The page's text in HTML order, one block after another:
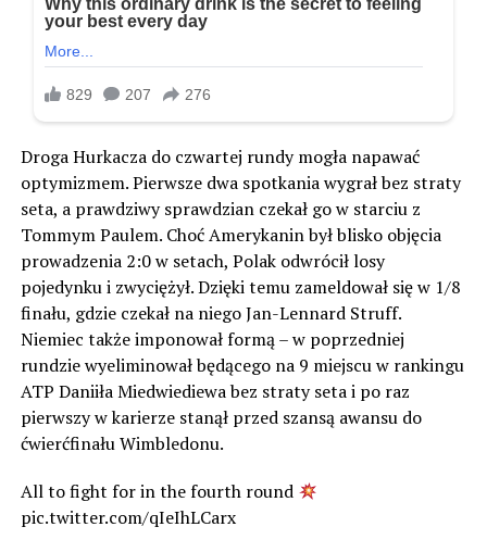
Droga Hurkacza do czwartej rundy mogła napawać
optymizmem. Pierwsze dwa spotkania wygrał bez straty
seta, a prawdziwy sprawdzian czekał go w starciu z
Tommym Paulem. Choć Amerykanin był blisko objęcia
prowadzenia 2:0 w setach, Polak odwrócił losy
pojedynku i zwyciężył. Dzięki temu zameldował się w 1/8
finału, gdzie czekał na niego Jan-Lennard Struff.
Niemiec także imponował formą – w poprzedniej
rundzie wyeliminował będącego na 9 miejscu w rankingu
ATP Daniiła Miedwiediewa bez straty seta i po raz
pierwszy w karierze stanął przed szansą awansu do
ćwierćfinału Wimbledonu.
All to fight for in the fourth round
pic.twitter.com/qIeIhLCarx